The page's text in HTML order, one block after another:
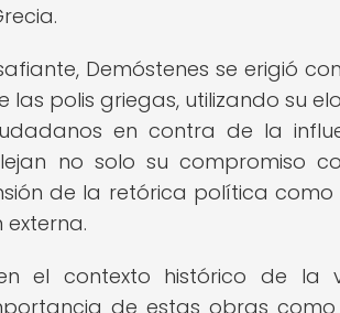
Demóstenes se erigió
polis griegas, utilizando su
en contra de la
no solo su compromiso
de la retórica política
externa.
el contexto histórico de
de estas obras